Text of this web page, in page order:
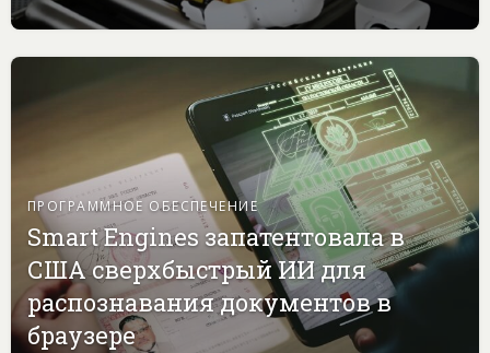
ПРОГРАММНОЕ ОБЕСПЕЧЕНИЕ
Smart Engines запатентовала в
США сверхбыстрый ИИ для
распознавания документов в
браузере